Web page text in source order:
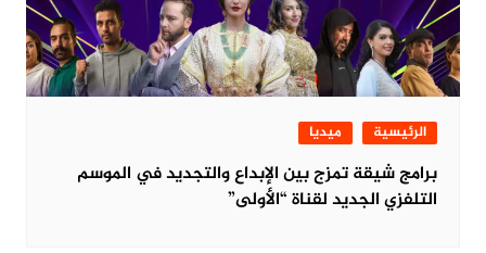
الرئيسية ميديا
برامج شيقة تمزج بين الإبداع والتجديد في الموسم
التلفزي الجديد لقناة “الأولى”